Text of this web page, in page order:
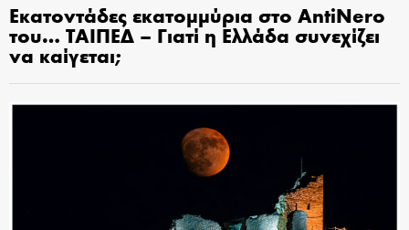
Εκατοντάδες εκατομμύρια στο AntiNero
του… ΤΑΙΠΕΔ – Γιατί η Ελλάδα συνεχίζει
να καίγεται;